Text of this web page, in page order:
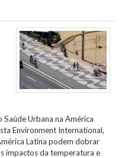
Urbana na América
Environment International,
Latina podem dobrar
impactos da temperatura e